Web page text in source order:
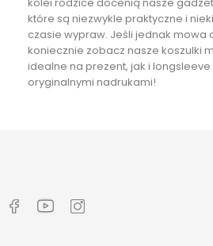
które są niezwykle praktyczne i
czasie wypraw. Jeśli jednak mowa
koniecznie zobacz nasze koszulki
idealne na prezent, jak i longsleeve
oryginalnymi nadrukami!